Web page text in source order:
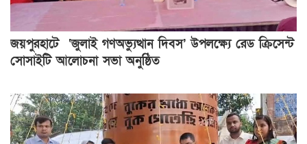
জয়পুরহাটে ‘জুলাই গণঅভ্যুত্থান দিবস’ উপলক্ষ্যে রেড ক্রিসেন্ট
সোসাইটি আলোচনা সভা অনুষ্ঠিত